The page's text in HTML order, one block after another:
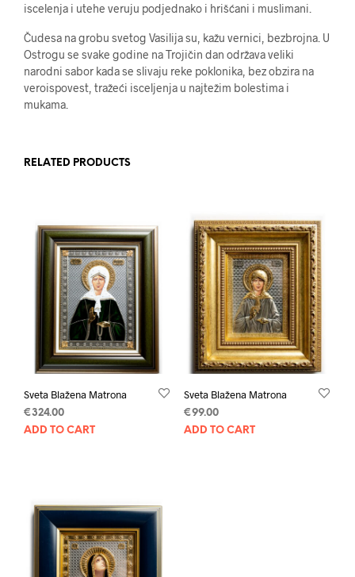
iscelenja i utehe veruju podjednako i hrišćani i muslimani.
Čudesa na grobu svetog Vasilija su, kažu vernici, bezbrojna. U
Ostrogu se svake godine na Trojičin dan održava veliki
narodni sabor kada se slivaju reke poklonika, bez obzira na
veroispovest, tražeći isceljenja u najtežim bolestima i
mukama.
RELATED PRODUCTS
Sveta Blažena Matrona
€324.00
ADD TO CART
Sveta Blažena Matrona
€99.00
ADD TO CART